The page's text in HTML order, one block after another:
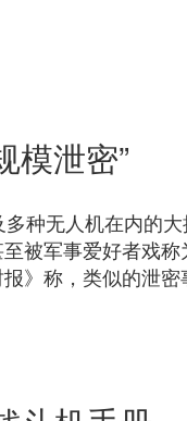
模泄密”
种无人机在内的
被军事爱好者戏
》称，类似的泄